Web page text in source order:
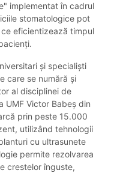
implementat în cadrul
stomatologice pot
eficientizează timpul
și specialiști
care se numără și
al disciplinei de
UMF Victor Babeș din
prin peste 15.000
utilizând tehnologii
cu ultrasunete
permite rezolvarea
crestelor înguste,